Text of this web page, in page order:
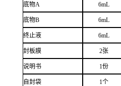
底物A 6mL
底物B 6mL
终止液 6mL
封板膜 2张
说明书 1份
自封袋 1个